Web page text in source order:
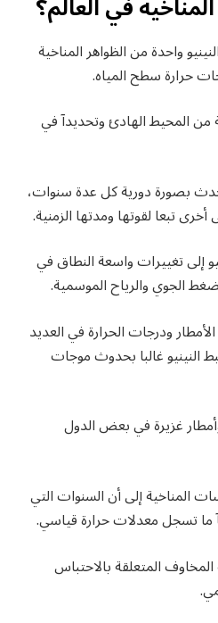
واحدة من الظواهر المناخية
حرارة سطح المياه.
من المحيط الهادئ وتحديدآ في
بصورة دورية كل عدة سنوات،
تبعا لقوتها ومدتها الزمنية.
إلى تغييرات واسعة النطاق في
الجوي والرياح الموسمية.
ودرجات الحرارة في العديد
النينيو غالبا بحدوث موجات
غزيرة في بعض الدول
المناخية إلى أن السنوات التي
ما تسجل معدلات حرارة قياسي.
المتعلقة بالاحتباس